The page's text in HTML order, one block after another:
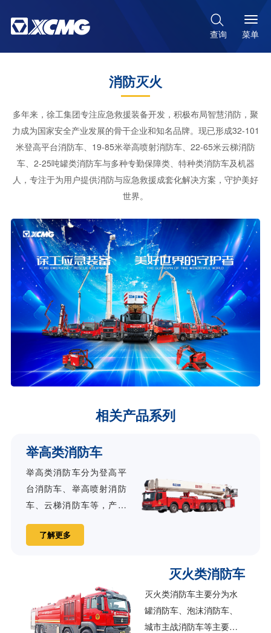

查询 菜单
消防灭火
多年来，徐工集团专注应急救援装备开发，积极布局智慧消防，聚
力成为国家安全产业发展的骨干企业和知名品牌。现已形成32-101
米登高平台消防车、19-85米举高喷射消防车、22-65米云梯消防
车、2-25吨罐类消防车与多种专勤保障类、特种类消防车及机器
人，专注于为用户提供消防与应急救援成套化解决方案，守护美好
世界。
相关产品系列
举高类消防车
举高类消防车分为登高平
台消防车、举高喷射消防
车、云梯消防车等，产品
广泛适用于城镇、矿山、
油田及工厂等中高层建筑
员，抢救财产的首选装
了解更多
灭火类消防车
灭火类消防车主要分为水
罐消防车、泡沫消防车、
城市主战消防车等主要装